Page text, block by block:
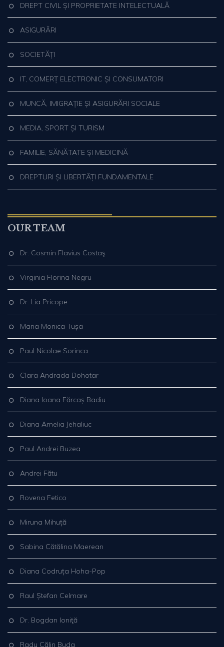
DREPT CIVIL ȘI PROPRIETATE INTELECTUALĂ
ASIGURĂRI
SOCIETĂȚI
IT, COMERȚ ELECTRONIC ȘI CONSUMATORI
MUNCĂ, IMIGRAȚIE ȘI ASIGURĂRI SOCIALE
MEDIA, SPORT ȘI TURISM
FAMILIE, SĂNĂTATE ȘI MEDICINĂ
DREPTURI ȘI LIBERTĂȚI FUNDAMENTALE
OUR TEAM
Dr. Cosmin Flavius Costaş
Virginia Florina Negru
Dr. Lia Pricope
Maria Monica Tușa
Paul Nicolae Sorinca
Clara Andrada Dohotar
Diana Ioana Fărcaș Badiu
Diana Amelia Jehaliuc
Paul Andrei Buzea
Andrei Fătu
Rovena Fetico
Miruna Mihuță
Sabina Cătălina Maerean
Diana Codruța Hoha-Pop
Raul Ștefan Celmare
Dr. Bogdan Ioniţă
Radu Călin Buda